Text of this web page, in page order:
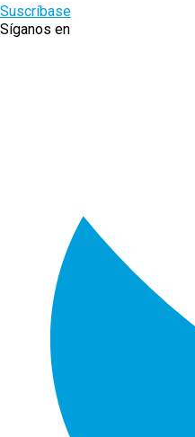
Suscríbase
Síganos en